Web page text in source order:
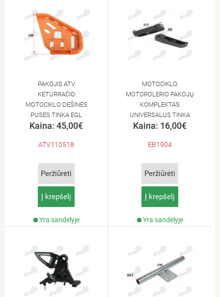
PAKOJIS ATV
KETURRAČIO
MOTOCIKLO DEŠINĖS
PUSĖS TINKA EGL
MOTOR MADIX110
Kaina: 45,00€
ATV110518
Peržiūrėti
Į krepšelį
Yra sandėlyje
MOTOCIKLO,
MOTOROLERIO PAKOJŲ
KOMPLEKTAS
UNIVERSALUS TINKA
HIMOTO
Kaina: 16,00€
EB1904
Peržiūrėti
Į krepšelį
Yra sandėlyje